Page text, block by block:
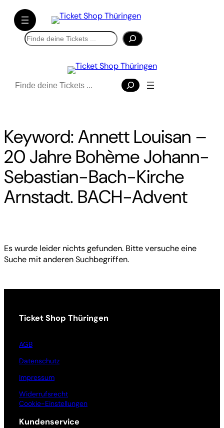
Direkt
zum
Inhalt
wechseln
Suchen
Suchen
Keyword:Annett Louisan –
20 Jahre Bohème Johann-
Sebastian-Bach-Kirche
Arnstadt. BACH-Advent
Es wurde leider nichts gefunden. Bitte versuche eine
Suche mit anderen Suchbegriffen.
Ticket Shop Thüringen
AGB
Datenschutz
Impressum
Widerrufsrecht
Cookie-Einstellungen
Kundenservice